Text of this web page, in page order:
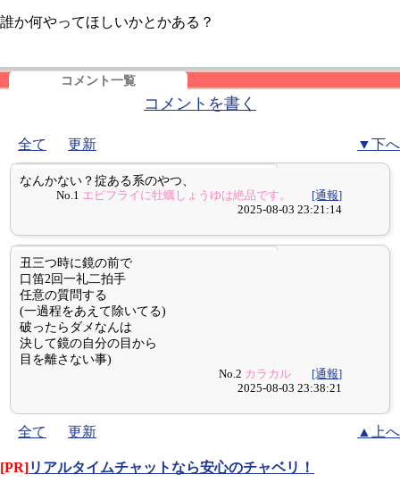
誰か何やってほしいかとかある？
コメント一覧
コメントを書く
全て 更新 ▼下へ
なんかない？掟ある系のやつ、
No.1 エビフライに牡蠣しょうゆは絶品です。
[通報]
2025-08-03 23:21:14
丑三つ時に鏡の前で
口笛2回一礼二拍手
任意の質問する
(一過程をあえて除いてる)
破ったらダメなんは
決して鏡の自分の目から
目を離さない事)
No.2 カラカル
[通報]
2025-08-03 23:38:21
全て 更新 ▲上へ
[PR]リアルタイムチャットなら安心のチャベリ！